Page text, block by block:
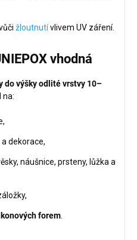
žloutnutívlivem UV záření.
vhodná
do výšky odlité vrstvy 10–
na:
dekorace,
náušnice, prsteny, lůžka a
forem